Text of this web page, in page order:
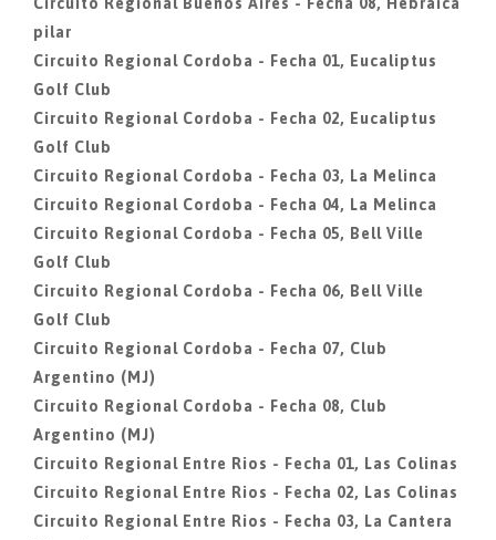
pilar
Circuito Regional Cordoba - Fecha 01, Eucaliptus
Golf Club
Circuito Regional Cordoba - Fecha 02, Eucaliptus
Golf Club
Circuito Regional Cordoba - Fecha 03, La Melinca
Circuito Regional Cordoba - Fecha 04, La Melinca
Circuito Regional Cordoba - Fecha 05, Bell Ville
Golf Club
Circuito Regional Cordoba - Fecha 06, Bell Ville
Golf Club
Circuito Regional Cordoba - Fecha 07, Club
Argentino (MJ)
Circuito Regional Cordoba - Fecha 08, Club
Argentino (MJ)
Circuito Regional Entre Rios - Fecha 01, Las Colinas
Circuito Regional Entre Rios - Fecha 02, Las Colinas
Circuito Regional Entre Rios - Fecha 03, La Cantera